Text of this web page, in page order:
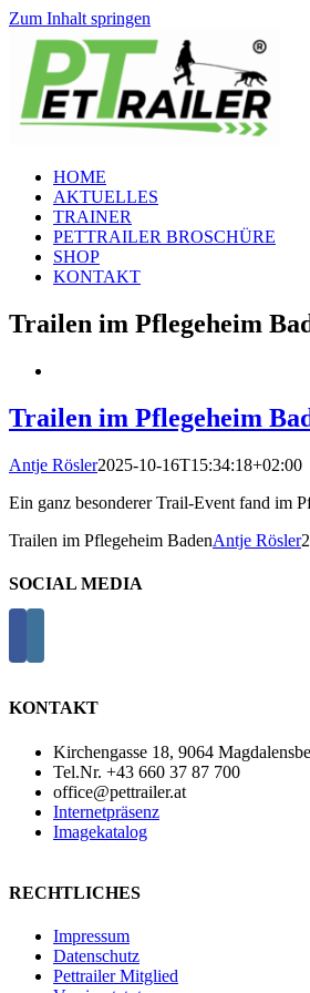
Zum Inhalt springen
HOME
AKTUELLES
TRAINER
PETTRAILER BROSCHÜRE
SHOP
KONTAKT
Trailen im Pflegeheim
Trailen im Pflegeheim
Antje Rösler2025-10-16T15:34:18+02:00
Ein ganz besonderer Trail-Event fand im
Trailen im Pflegeheim BadenAntje Rösler
SOCIAL MEDIA
KONTAKT
Kirchengasse 18, 9064
Tel.Nr. +43 660 37 87 700
office@pettrailer.at
Internetpräsenz
Imagekatalog
RECHTLICHES
Impressum
Datenschutz
Pettrailer Mitglied